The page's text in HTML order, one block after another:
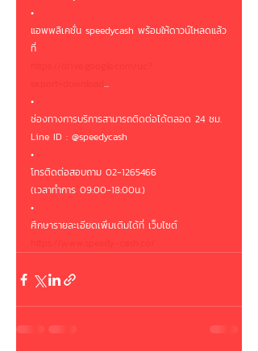
•
แอพพลิเคชั่น speedycash พร้อมให้ดาวน์โหลดแล้ว
ที่
...
•
ช่องทางการบริการสามารถติดต่อได้ตลอด 24 ชม.
Line ID : @speedycash
•
โทรติดต่อสอบถาม 02-1265466
(เวลาทำการ 09:00-18:00น.)
•
ศึกษารายละเอียดเพิ่มเติมได้ที่ เว็บไซต์